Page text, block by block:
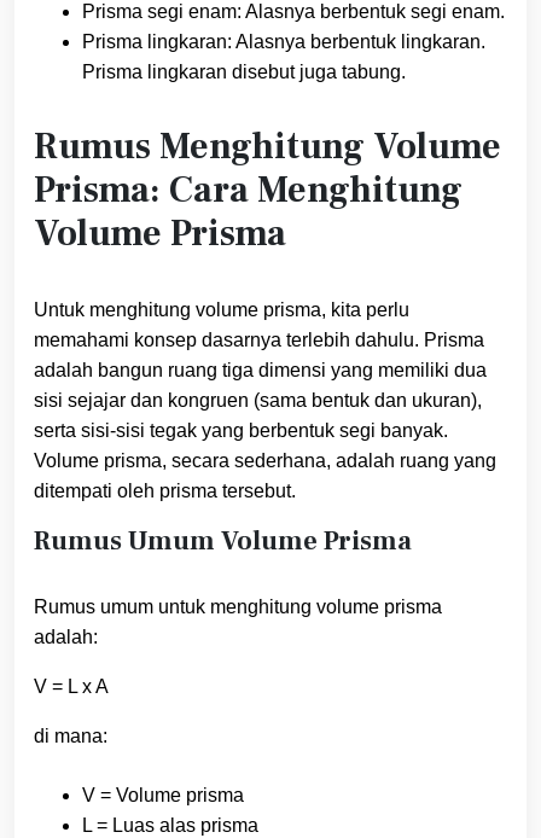
Prisma segi enam: Alasnya berbentuk segi enam.
Prisma lingkaran: Alasnya berbentuk lingkaran.
Prisma lingkaran disebut juga tabung.
Rumus Menghitung Volume
Prisma: Cara Menghitung
Volume Prisma
Untuk menghitung volume prisma, kita perlu
memahami konsep dasarnya terlebih dahulu. Prisma
adalah bangun ruang tiga dimensi yang memiliki dua
sisi sejajar dan kongruen (sama bentuk dan ukuran),
serta sisi-sisi tegak yang berbentuk segi banyak.
Volume prisma, secara sederhana, adalah ruang yang
ditempati oleh prisma tersebut.
Rumus Umum Volume Prisma
Rumus umum untuk menghitung volume prisma
adalah:
V = L x A
di mana:
V = Volume prisma
L = Luas alas prisma